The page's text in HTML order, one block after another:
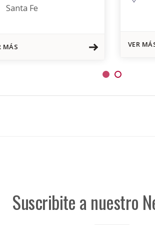
Santa Fe
MÁS VER
Suscribite a nuestro